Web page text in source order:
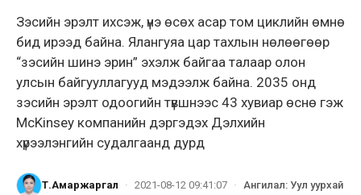
Зэсийн эрэлт ихсэж, үнэ өсөх асар том циклийн өмнө
бид ирээд байна. Ялангуяа цар тахлын нөлөөгөөр
“зэсийн шинэ эрин” эхэлж байгаа талаар олон
улсын байгууллагууд мэдээлж байна. 2035 онд
зэсийн эрэлт одоогийн түвшнээс 43 хувиар өснө гэж
McKinsey компанийн дэргэдэх Дэлхийн
хүрээлэнгийн судалгаанд дурд
Т.Амаржаргал · 2021-08-12 09:41:07 · Ангилал: Уул уурхай